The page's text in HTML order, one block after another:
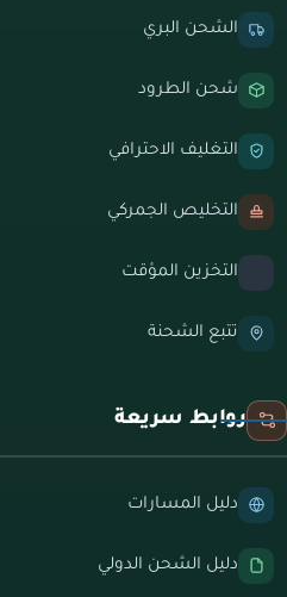
الشحن البري
شحن الطرود
التغليف الاحترافي
التخليص الجمركي
التخزين المؤقت
تتبع الشحنة
روابط سريعة
دليل المسارات
دليل الشحن الدولي